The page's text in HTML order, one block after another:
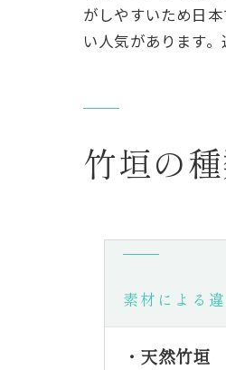
がしやすいため日
い人気があります
竹垣の
素材による
・天然竹垣